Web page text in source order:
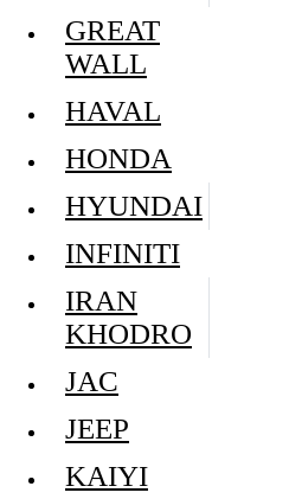
GREAT
WALL
HAVAL
HONDA
HYUNDAI
INFINITI
IRAN
KHODRO
JAC
JEEP
KAIYI